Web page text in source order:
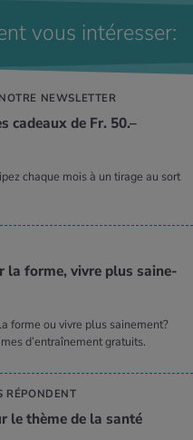
vous intéresser:
NEWSLETTER
cadeaux de Fr. 50.–
chaque mois à un tirage au sort
la forme, vivre plus sai­ne­
forme ou vivre plus sainement?
d’entraînement gratuits.
RÉPONDENT
le thème de la santé